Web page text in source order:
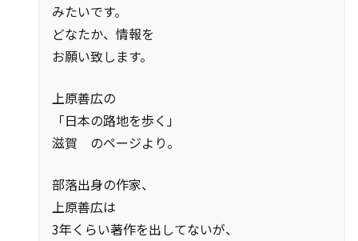
みたいです。
どなたか、情報を
お願い致します。
上原善広の
「日本の路地を歩く」
滋賀 のページより。
部落出身の作家、
上原善広は
3年くらい著作を出してないが、